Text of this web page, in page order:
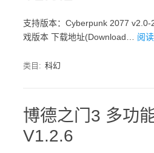
支持版本：Cyberpunk 2077 v2.0-
戏版本 下载地址(Download… 阅
类目: 科幻
博德之门3 多功
V1.2.6